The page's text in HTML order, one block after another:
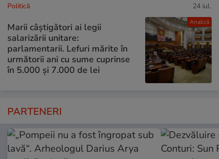
Analiză
Politică 24 iul.
Marii câștigători ai legii
salarizării unitare:
parlamentarii. Lefuri mărite în
următorii ani cu sume cuprinse
în 5.000 și 7.000 de lei
PARTENERI